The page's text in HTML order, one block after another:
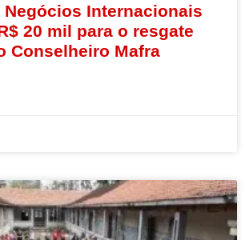
Negócios Internacionais
20 mil para o resgate
Conselheiro Mafra